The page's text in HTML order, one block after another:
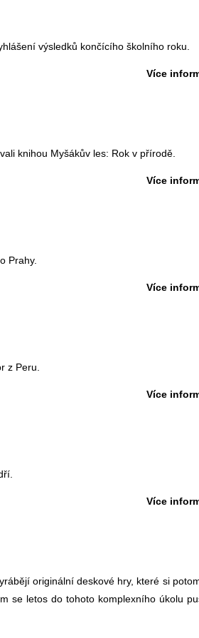
výsledků končícího školního roku.
Více
knihou Myšákův les: Rok v přírodě.
Více
Prahy.
Více
z Peru.
Více
Více
originální deskové hry, které si
se letos do tohoto komplexního úkolu